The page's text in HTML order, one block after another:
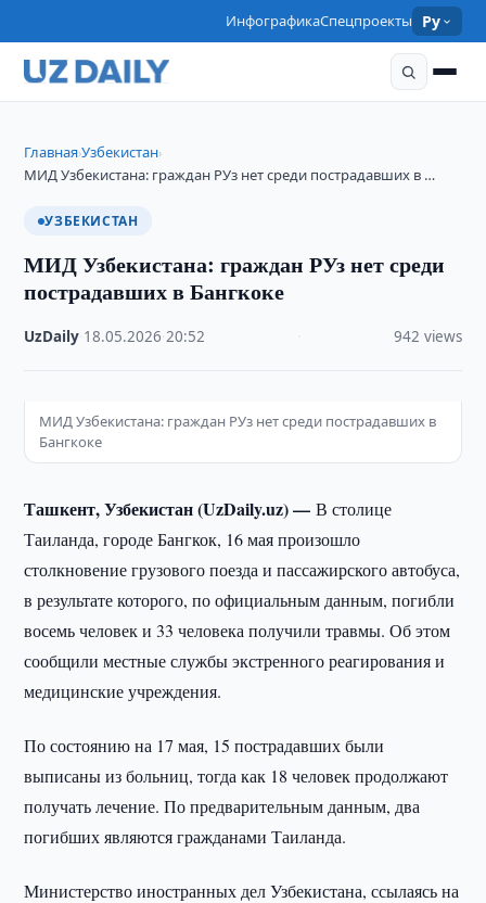
ИнфографикаСпецпроекты Ру
Главная›Узбекистан›
МИД Узбекистана: граждан РУз нет среди пострадавших в …
УЗБЕКИСТАН
МИД Узбекистана: граждан РУз нет среди
пострадавших в Бангкоке
UzDaily 18.05.2026 ·20:52 942 views
МИД Узбекистана: граждан РУз нет среди пострадавших в
Бангкоке
Ташкент, Узбекистан (UzDaily.uz) —В столице
Таиланда, городе Бангкок, 16 мая произошло
столкновение грузового поезда и пассажирского автобуса,
в результате которого, по официальным данным, погибли
восемь человек и 33 человека получили травмы. Об этом
сообщили местные службы экстренного реагирования и
медицинские учреждения.
По состоянию на 17 мая, 15 пострадавших были
выписаны из больниц, тогда как 18 человек продолжают
получать лечение. По предварительным данным, два
погибших являются гражданами Таиланда.
Министерство иностранных дел Узбекистана, ссылаясь на